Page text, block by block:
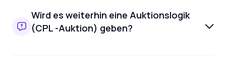
Wird es weiterhin eine Auktionslogik
(CPL -Auktion) geben?